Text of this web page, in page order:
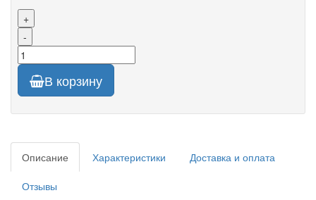
+
-
В корзину
Описание Характеристики Доставка и оплата
Отзывы